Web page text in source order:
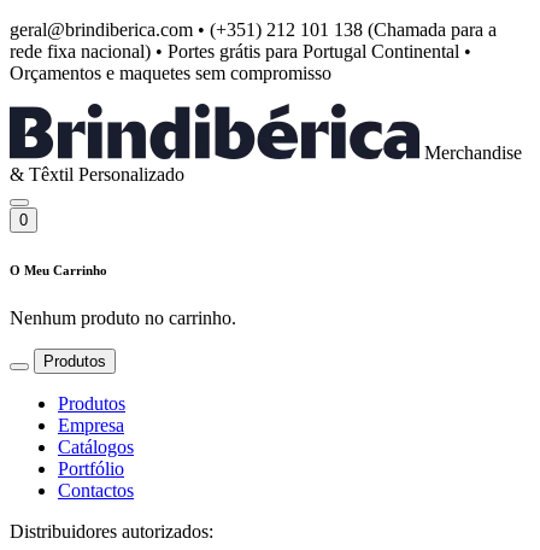
geral@brindiberica.com • (+351) 212 101 138 (Chamada para a
rede fixa nacional) • Portes grátis para Portugal Continental •
Orçamentos e maquetes sem compromisso
Merchandise
& Têxtil Personalizado
0
O Meu Carrinho
Nenhum produto no carrinho.
Produtos
Produtos
Empresa
Catálogos
Portfólio
Contactos
Distribuidores autorizados: